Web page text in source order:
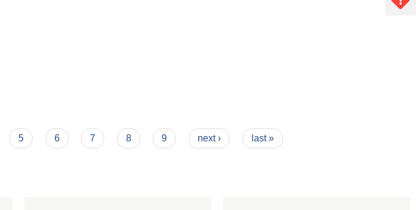
5 6 7 8 9 next › last »